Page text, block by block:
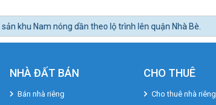
trình lên quận Nhà Bè.
NHÀ ĐẤT BÁN
Bán nhà riêng
CHO THUÊ
Cho thuê nhà riêng